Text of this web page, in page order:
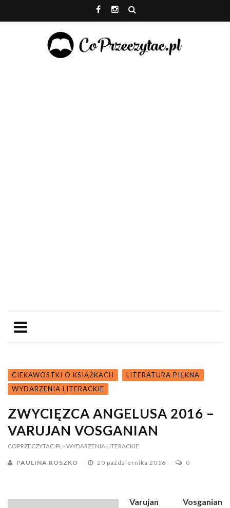
CIEKAWOSTKI O KSIĄŻKACH
LITERATURA PIĘKNA
WYDARZENIA LITERACKIE
ZWYCIĘZCA ANGELUSA 2016 –
VARUJAN VOSGANIAN
COPRZECZYTAC.PL - WYDARZENIA LITERACKIE
PAULINA ROSZKO 20 października 2016 0
Varujan Vosganian